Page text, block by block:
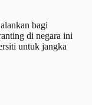
bagi
di negara ini
untuk jangka